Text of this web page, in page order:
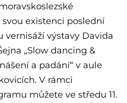
existenci poslední
vernisáží výstavy Davida
„Slow dancing &
a padání“ v aule
V rámci
můžete ve středu 11.